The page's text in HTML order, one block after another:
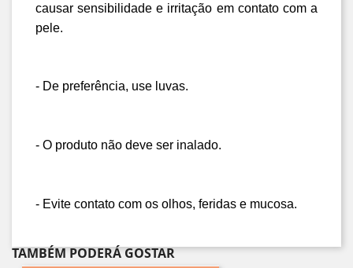
causar sensibilidade e irritação em contato com a
pele.
- De preferência, use luvas.
- O produto não deve ser inalado.
- Evite contato com os olhos, feridas e mucosa.
TAMBÉM PODERÁ GOSTAR